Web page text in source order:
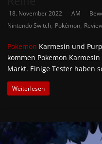
18. November 2022 AM
Nintendo Switch, Pokémon,
Pokemon Karmesin und
kommen Pokemon
Markt. Einige Tester haben
Weiterlesen